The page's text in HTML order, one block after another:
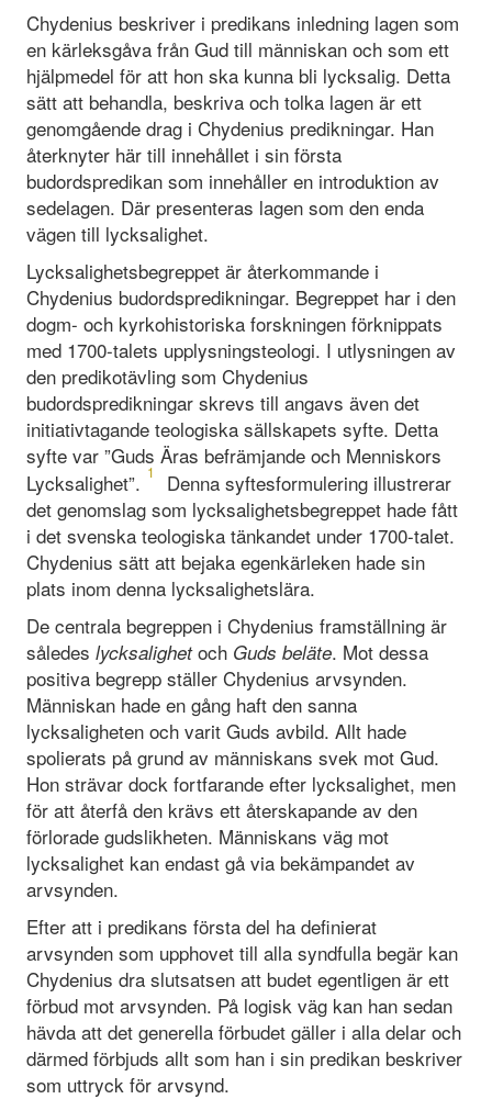
Chydenius beskriver i predikans inledning lagen som
en kärleksgåva från Gud till människan och som ett
hjälpmedel för att hon ska kunna bli lycksalig. Detta
sätt att behandla, beskriva och tolka lagen är ett
genomgående drag i Chydenius predikningar. Han
återknyter här till innehållet i sin första
budordspredikan som innehåller en introduktion av
sedelagen. Där presenteras lagen som den enda
vägen till lycksalighet.
Lycksalighetsbegreppet är återkommande i
Chydenius budordspredikningar. Begreppet har i den
dogm- och kyrkohistoriska forskningen förknippats
med 1700-talets upplysningsteologi. I utlysningen av
den predikotävling som Chydenius
budordspredikningar skrevs till angavs även det
initiativtagande teologiska sällskapets syfte. Detta
syfte var ”Guds Äras befrämjande och Menniskors
Lycksalighet”. 1
Denna syftesformulering illustrerar
det genomslag som lycksalighetsbegreppet hade fått
i det svenska teologiska tänkandet under 1700-talet.
Chydenius sätt att bejaka egenkärleken hade sin
plats inom denna lycksalighetslära.
De centrala begreppen i Chydenius framställning är
således lycksalighetoch Guds beläte. Mot dessa
positiva begrepp ställer Chydenius arvsynden.
Människan hade en gång haft den sanna
lycksaligheten och varit Guds avbild. Allt hade
spolierats på grund av människans svek mot Gud.
Hon strävar dock fortfarande efter lycksalighet, men
för att återfå den krävs ett återskapande av den
förlorade gudslikheten. Människans väg mot
lycksalighet kan endast gå via bekämpandet av
arvsynden.
Efter att i predikans första del ha definierat
arvsynden som upphovet till alla syndfulla begär kan
Chydenius dra slutsatsen att budet egentligen är ett
förbud mot arvsynden. På logisk väg kan han sedan
hävda att det generella förbudet gäller i alla delar och
därmed förbjuds allt som han i sin predikan beskriver
som uttryck för arvsynd.